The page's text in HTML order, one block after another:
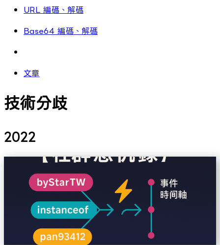
URL 編碼、解碼
Base64 編碼、解碼
文章
技術分歧
2022